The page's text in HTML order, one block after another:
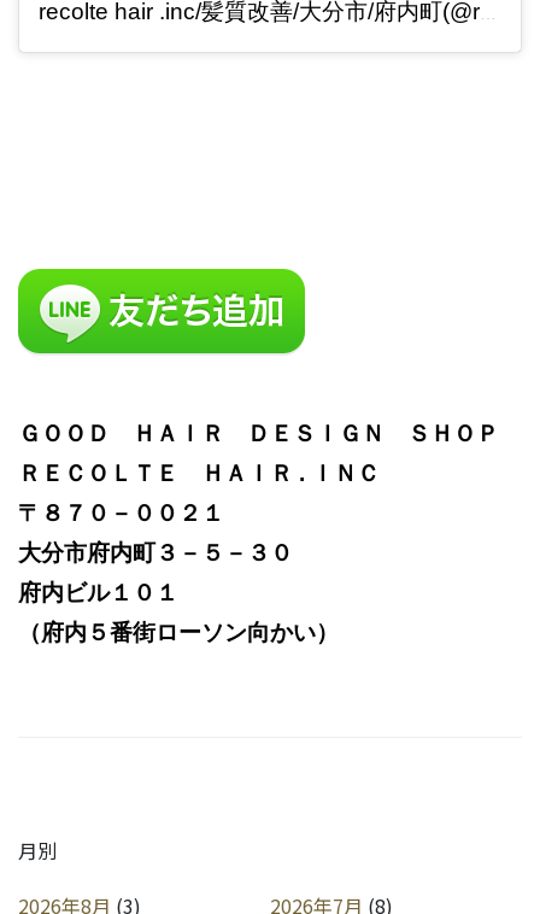
ＧＯＯＤ ＨＡＩＲ ＤＥＳＩＧＮ ＳＨＯＰ
ＲＥＣＯＬＴＥ ＨＡＩＲ . ＩＮＣ
〒８７０－００２１
大分市府内町３－５－３０
府内ビル１０１
（府内５番街ローソン向かい）
月別
2026年8月 (3) 2026年7月 (8)